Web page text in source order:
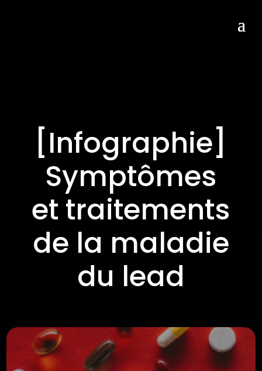
[Infographie]
Symptômes
et traitements
de la maladie
du lead